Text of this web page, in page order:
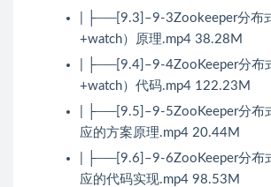
| ├──[9.3]–9-3Zookeeper分布
+watch）原理.mp4 38.28M
| ├──[9.4]–9-4ZooKeeper分布
+watch）代码.mp4 122.23M
| ├──[9.5]–9-5ZooKeeper分布
应的方案原理.mp4 20.44M
| ├──[9.6]–9-6ZooKeeper分布
应的代码实现.mp4 98.53M